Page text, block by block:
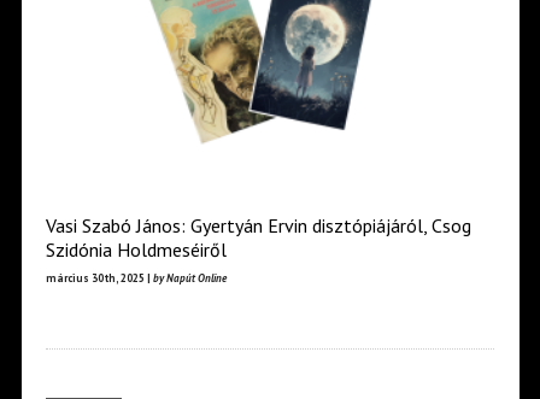
Vasi Szabó János: Gyertyán Ervin disztópiájáról, Csog
Szidónia Holdmeséiről
március 30th, 2025 | by Napút Online